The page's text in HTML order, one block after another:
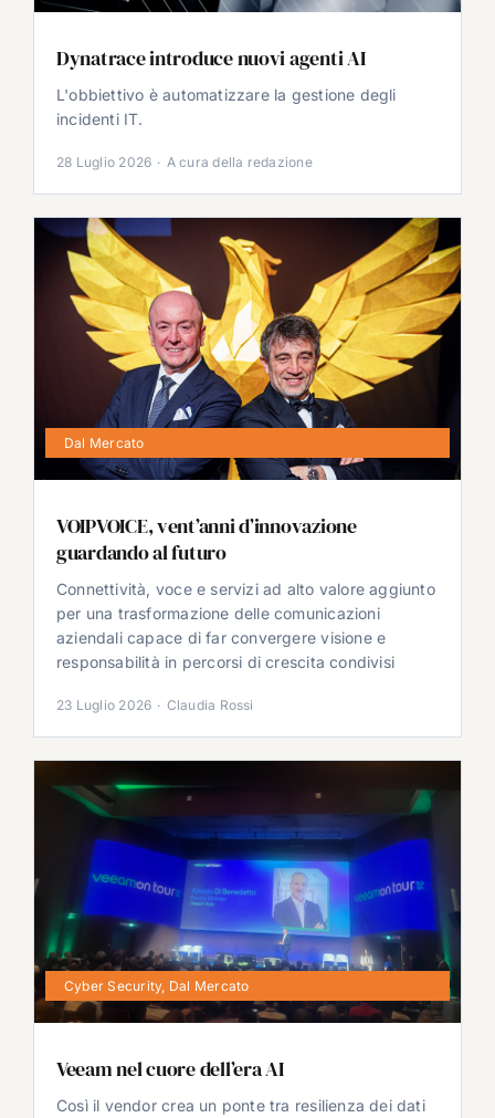
Dynatrace introduce nuovi agenti AI
L'obbiettivo è automatizzare la gestione degli
incidenti IT.
28 Luglio 2026 · A cura della redazione
Dal Mercato
VOIPVOICE, vent’anni d’innovazione
guardando al futuro
Connettività, voce e servizi ad alto valore aggiunto
per una trasformazione delle comunicazioni
aziendali capace di far convergere visione e
responsabilità in percorsi di crescita condivisi
23 Luglio 2026 · Claudia Rossi
Cyber Security, Dal Mercato
Veeam nel cuore dell’era AI
Così il vendor crea un ponte tra resilienza dei dati